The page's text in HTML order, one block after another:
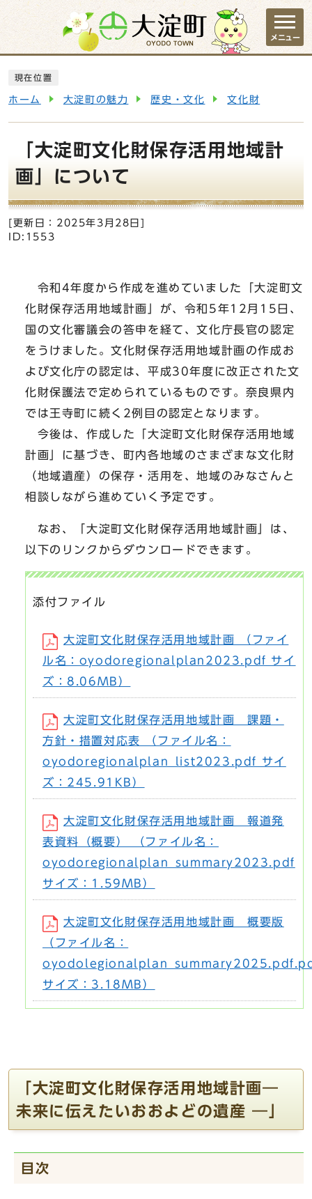
ページの先頭です
メニュー
現在位置
ホーム 大淀町の魅力 歴史・文化 文化財
「大淀町文化財保存活用地域計
画」について
[更新日： 2025年3月28日
ID:1553
令和4年度から作成を進めていました「大淀町文
化財保存活用地域計画」が、令和5年12月15日、
国の文化審議会の答申を経て、文化庁長官の認定
をうけました。文化財保存活用地域計画の作成お
よび文化庁の認定は、平成30年度に改正された文
化財保護法で定められているものです。奈良県内
では王寺町に続く2例目の認定となります。
今後は、作成した「大淀町文化財保存活用地域
計画」に基づき、町内各地域のさまざまな文化財
（地域遺産）の保存・活用を、地域のみなさんと
相談しながら進めていく予定です。
なお、「大淀町文化財保存活用地域計画」は、
以下のリンクからダウンロードできます。
添付ファイル
大淀町文化財保存活用地域計画 （ファイ
ル名：oyodoregionalplan2023.pdf サイ
ズ：8.06MB）
大淀町文化財保存活用地域計画 課題・
方針・措置対応表 （ファイル名：
oyodoregionalplan_list2023.pdf サイ
ズ：245.91KB）
大淀町文化財保存活用地域計画 報道発
表資料（概要） （ファイル名：
oyodoregionalplan_summary2023.pdf
サイズ：1.59MB）
大淀町文化財保存活用地域計画 概要版
（ファイル名：
サイズ：3.18MB）
「大淀町文化財保存活用地域計画―
未来に伝えたいおおよどの遺産 ―」
目次